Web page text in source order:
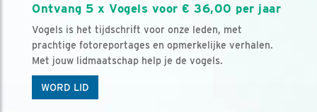
Ontvang 5 x Vogels voor € 36,00 per jaar
Vogels is het tijdschrift voor onze leden, met
prachtige fotoreportages en opmerkelijke verhalen.
Met jouw lidmaatschap help je de vogels.
WORD LID